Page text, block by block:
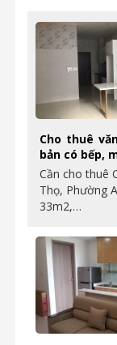
Cho thuê
bản có bếp,
Cần cho thuê
Thọ, Phường
33m2,…